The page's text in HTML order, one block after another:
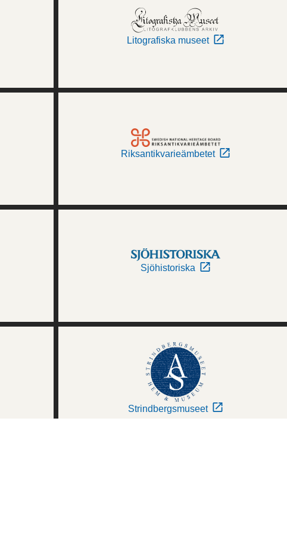
Litografiska museet
Riksantikvarieämbetet
Sjöhistoriska
Strindbergsmuseet